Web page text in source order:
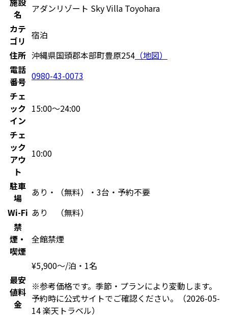
名
アダンリゾート Sky Villa Toyohara
カテ
ゴリ 宿泊
住所 沖縄県国頭郡本部町豊原254 （地図）
電話
番号 0980-43-0073
チェ
ック
イン
15:00〜24:00
チェ
ック
アウ
ト
10:00
駐車
場
あり・（無料）・3台・予約不要
Wi-Fi あり （無料）
禁
煙・
喫煙
全館禁煙
最安
値料
金
¥5,900〜/泊・1名
※参考価格です。季節・プランにより変動します。
予約時に公式サイトでご確認ください。
（2026-05-
14 楽天トラベル）